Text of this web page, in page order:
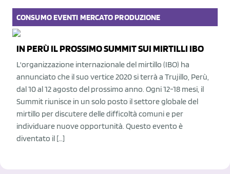
CONSUMOEVENTI MERCATOPRODUZIONE
IN PERÙ IL PROSSIMO SUMMIT SUI MIRTILLI IBO
L'organizzazione internazionale del mirtillo (IBO) ha
annunciato che il suo vertice 2020 si terrà a Trujillo, Perù,
dal 10 al 12 agosto del prossimo anno. Ogni 12-18 mesi, il
Summit riunisce in un solo posto il settore globale del
mirtillo per discutere delle difficoltà comuni e per
individuare nuove opportunità. Questo evento è
diventato il […]